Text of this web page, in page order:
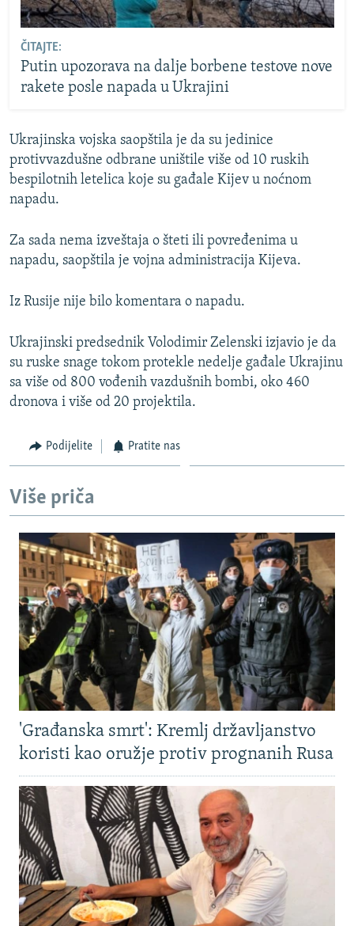
ČITAJTE:
Putin upozorava na dalje borbene testove nove
rakete posle napada u Ukrajini
Ukrajinska vojska saopštila je da su jedinice
protivvazdušne odbrane uništile više od 10 ruskih
bespilotnih letelica koje su gađale Kijev u noćnom
napadu.
Za sada nema izveštaja o šteti ili povređenima u
napadu, saopštila je vojna administracija Kijeva.
Iz Rusije nije bilo komentara o napadu.
Ukrajinski predsednik Volodimir Zelenski izjavio je da
su ruske snage tokom protekle nedelje gađale Ukrajinu
sa više od 800 vođenih vazdušnih bombi, oko 460
dronova i više od 20 projektila.
Podijelite Pratite nas
Više priča
'Građanska smrt': Kremlj državljanstvo
koristi kao oružje protiv prognanih Rusa